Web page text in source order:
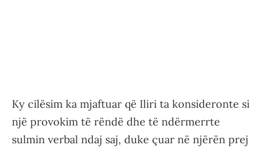
Ky cilësim ka mjaftuar që Iliri ta konsideronte si
një provokim të rëndë dhe të ndërmerrte
sulmin verbal ndaj saj, duke çuar në njërën prej